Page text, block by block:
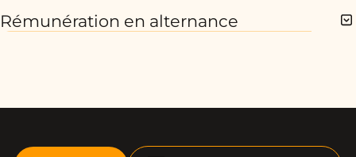
Rémunération en alternance